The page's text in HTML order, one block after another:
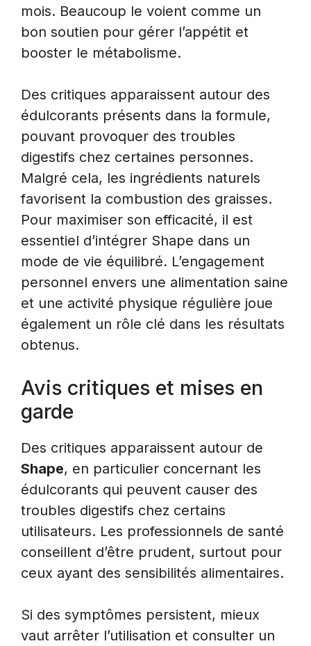
mois. Beaucoup le voient comme un
bon soutien pour gérer l’appétit et
booster le métabolisme.
Des critiques apparaissent autour des
édulcorants présents dans la formule,
pouvant provoquer des troubles
digestifs chez certaines personnes.
Malgré cela, les ingrédients naturels
favorisent la combustion des graisses.
Pour maximiser son efficacité, il est
essentiel d’intégrer Shape dans un
mode de vie équilibré. L’engagement
personnel envers une alimentation saine
et une activité physique régulière joue
également un rôle clé dans les résultats
obtenus.
Avis critiques et mises en
garde
Des critiques apparaissent autour de
Shape, en particulier concernant les
édulcorants qui peuvent causer des
troubles digestifs chez certains
utilisateurs. Les professionnels de santé
conseillent d’être prudent, surtout pour
ceux ayant des sensibilités alimentaires.
Si des symptômes persistent, mieux
vaut arrêter l’utilisation et consulter un